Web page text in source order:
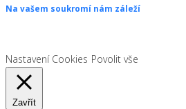
Na vašem soukromí nám záleží
Nastavení Cookies Povolit vše
Zavřít